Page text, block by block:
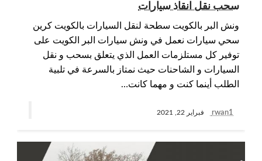
سحب نقل انقاذ سيارات
ونش البر بالكويت سطحة لنقل السيارات بالكويت كرين
سحي سيارات نعمل في ونش سيارات البر الكويت على
توفير كل مستلزمات العمل الذي يتعلق بسحب و نقل
السيارات و الشاحنات حيث نمتاز بالسرعة في تلبية
الطلب أينما كنت و مهما كانت…
rwan1 فبراير 22, 2021